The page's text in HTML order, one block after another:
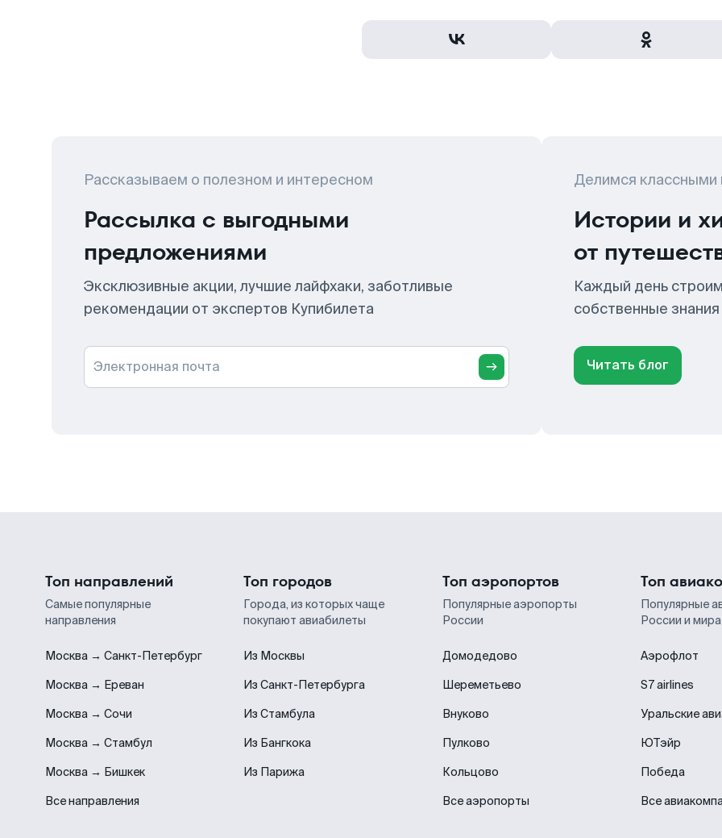
Рассказываем о полезном и интересном
Рассылка с выгодными
предложениями
Эксклюзивные акции, лучшие лайфхаки, заботливые
рекомендации от экспертов Купибилета
Электронная почта
Делимся классными
Истории и
от
Каждый день
собственные
Читать блог
Топ направлений
Самые популярные
направления
Москва → Санкт-Петербург
Москва → Ереван
Москва → Сочи
Москва → Стамбул
Москва → Бишкек
Все направления
Топ городов
Города, из которых чаще
покупают авиабилеты
Из Москвы
Из Санкт-Петербурга
Из Стамбула
Из Бангкока
Из Парижа
Топ аэропортов
Популярные аэропорты
России
Домодедово
Шереметьево
Внуково
Пулково
Кольцово
Все аэропорты
Топ
Популярные
России и мира
Аэрофлот
S7 airlines
Уральские
ЮТэйр
Победа
Все